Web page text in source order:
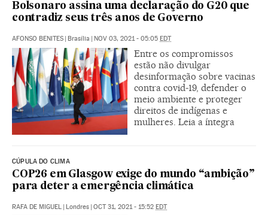
Bolsonaro assina uma declaração do G20 que
contradiz seus três anos de Governo
AFONSO BENITES | Brasília | NOV 03, 2021 - 05:05 EDT
Entre os compromissos
estão não divulgar
desinformação sobre vacinas
contra covid-19, defender o
meio ambiente e proteger
direitos de indígenas e
mulheres. Leia a íntegra
CÚPULA DO CLIMA
COP26 em Glasgow exige do mundo “ambição”
para deter a emergência climática
RAFA DE MIGUEL | Londres | OCT 31, 2021 - 15:52 EDT